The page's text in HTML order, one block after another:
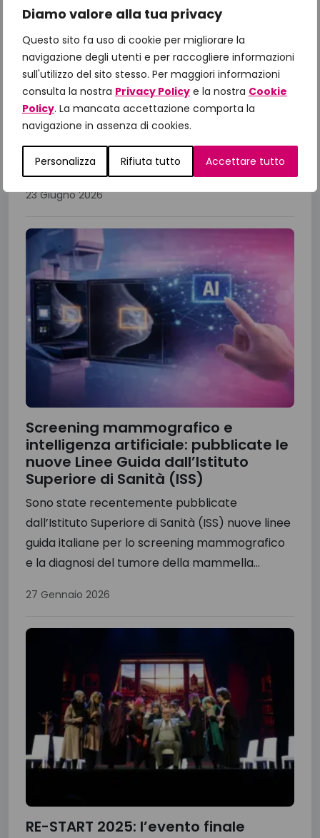
Diamo valore alla tua privacy
Questo sito fa uso di cookie per migliorare la
navigazione degli utenti e per raccogliere informazioni
sull'utilizzo del sito stesso. Per maggiori informazioni
consulta la nostra Privacy Policy e la nostra Cookie
Policy. La mancata accettazione comporta la
navigazione in assenza di cookies.
Personalizza Rifiuta tutto Accettare tutto
Il Manifesto di Fondazione
IncontraDonna: dalle priorità alle
azioni, il confronto con le Istituzioni
per gli obiettivi 2026
A un anno dalla presentazione del Manifesto
“Un impegno per la Salute 2025-2027”,
Fondazione IncontraDonna ha riunito istituzioni,
comunità scientifica, associazioni di...
23 Giugno 2026
Screening mammografico e
intelligenza artificiale: pubblicate le
nuove Linee Guida dall’Istituto
Superiore di Sanità (ISS)
Sono state recentemente pubblicate
dall’Istituto Superiore di Sanità (ISS) nuove linee
guida italiane per lo screening mammografico
e la diagnosi del tumore della mammella...
27 Gennaio 2026
RE-START 2025: l’evento finale